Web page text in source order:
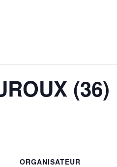
(36)
ORGANISATEUR